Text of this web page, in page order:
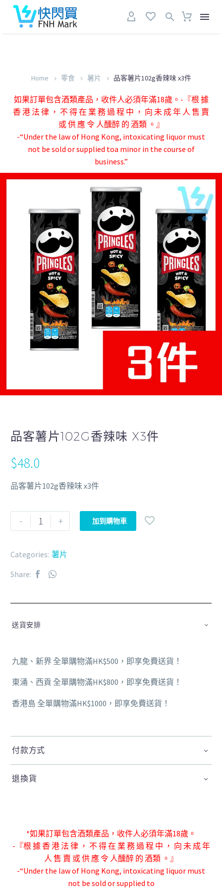
Home 零食 薯片 品客薯片102g香辣味 x3件
如果訂單包含酒類產品，收件人必須年滿18歲。-『根 據
香 港 法 律 ， 不 得 在 業 務 過 程 中 ， 向 未 成 年 人 售 賣
或 供 應 令 人醺醉 的 酒類 。』
-“Under the law of Hong Kong, intoxicating liquor must
not be sold or supplied toa minor in the course of
business.”
品客薯片102G香辣味 X3件
$48.0
品客薯片102g香辣味 x3件
- + 加到購物車
Categories: 薯片
Share:
送貨安排
九龍、新界 全單購物滿HK$500，即享免費送貨！
東涌、西貢 全單購物滿HK$800，即享免費送貨！
香港島 全單購物滿HK$1000，即享免費送貨！
付款方式
退換貨
*如果訂單包含酒類產品，收件人必須年滿18歲。
-『根 據 香 港 法 律 ， 不 得 在 業 務 過 程 中 ， 向 未 成 年
人 售 賣 或 供 應 令 人醺醉 的 酒類 。』
-“Under the law of Hong Kong, intoxicating liquor must
not be sold or supplied to